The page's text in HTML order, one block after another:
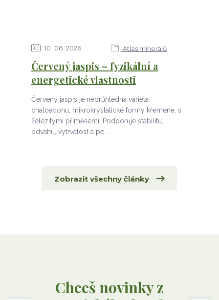
10 06 2026 Atlas minerálů
Červený jaspis – fyzikální a
energetické vlastnosti
Červený jaspis je neprůhledná varieta
chalcedonu, mikrokrystalické formy křemene, s
železitými příměsemi. Podporuje stabilitu,
odvahu, vytrvalost a pe...
Zobrazit všechny články
Chceš novinky z